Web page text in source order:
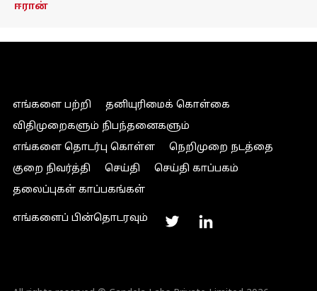
ஈரான்
எங்களை பற்றி
தனியுரிமைக் கொள்கை
விதிமுறைகளும் நிபந்தனைகளும்
எங்களை தொடர்பு கொள்ள
நெறிமுறை நடத்தை
குறை நிவர்த்தி
செய்தி
செய்தி காப்பகம்
தலைப்புகள் காப்பகங்கள்
எங்களைப் பின்தொடரவும்